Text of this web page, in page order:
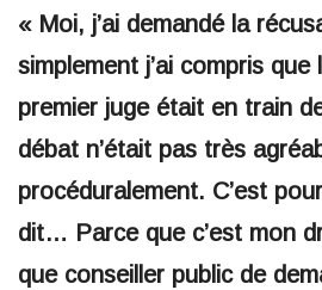
« Moi, j’ai demandé la
simplement j’ai compris
premier juge était en train
débat n’était pas très
procéduralement. C’est
dit… Parce que c’est mon
que conseiller public de